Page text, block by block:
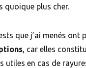
quoique plus cher.
que j’ai menés ont
, car elles
utiles en cas de